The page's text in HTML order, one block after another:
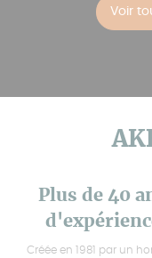
Voir
Plus de 40
Créée en 1981 par un